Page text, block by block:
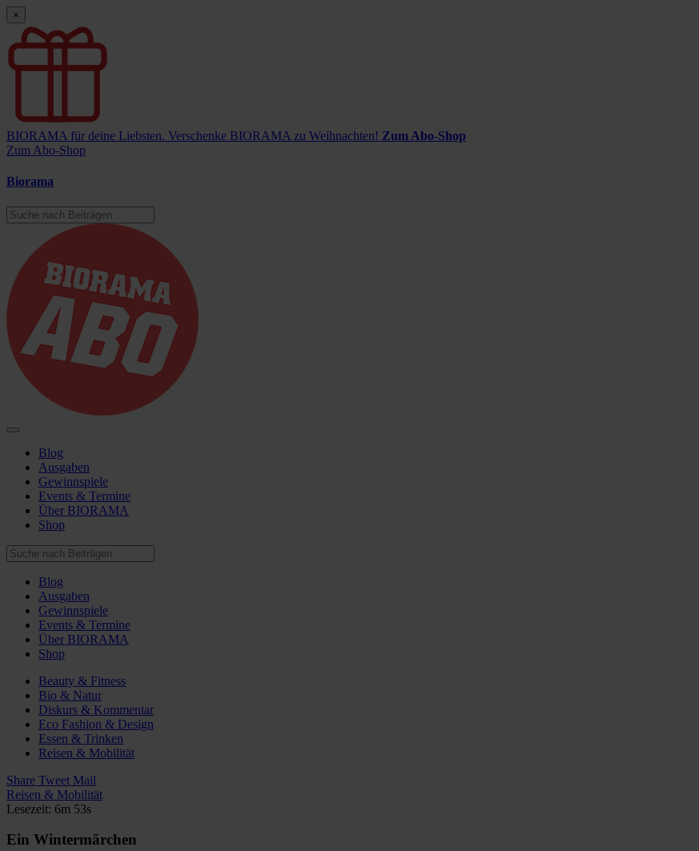
×
BIORAMA für deine Liebsten. Verschenke BIORAMA zu Weihnachten! Zum Abo-Shop
Zum Abo-Shop
Biorama
Blog
Ausgaben
Gewinnspiele
Events & Termine
Über BIORAMA
Shop
Blog
Ausgaben
Gewinnspiele
Events & Termine
Über BIORAMA
Shop
Beauty & Fitness
Bio & Natur
Diskurs & Kommentar
Eco Fashion & Design
Essen & Trinken
Reisen & Mobilität
Share Tweet Mail
Reisen & Mobilität
Lesezeit: 6m 53s
Ein Wintermärchen